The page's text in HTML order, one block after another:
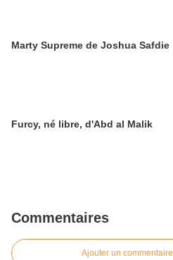
Marty Supreme de Joshua Safdie
Furcy, né libre, d'Abd al Malik
Commentaires
Ajouter un commentaire